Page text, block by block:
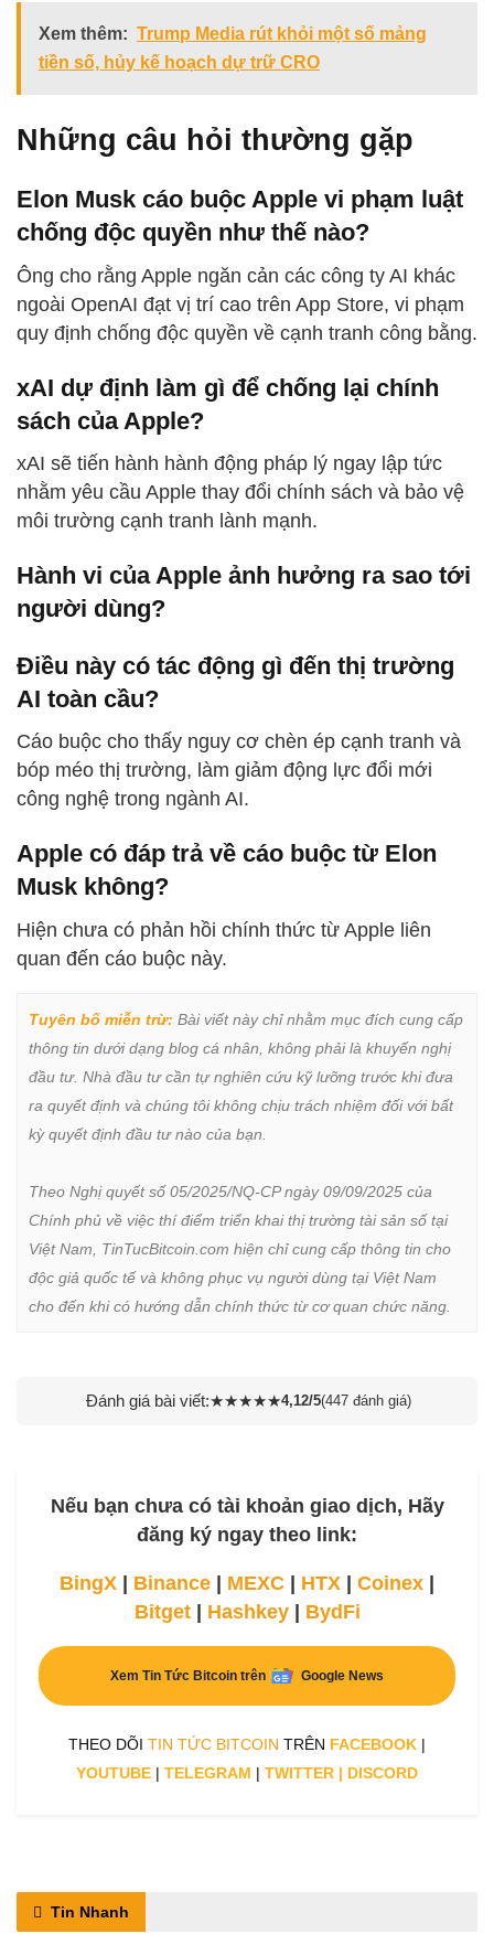
Xem thêm: Trump Media rút khỏi một số mảng
tiền số, hủy kế hoạch dự trữ CRO
Những câu hỏi thường gặp
Elon Musk cáo buộc Apple vi phạm luật
chống độc quyền như thế nào?
Ông cho rằng Apple ngăn cản các công ty AI khác
ngoài OpenAI đạt vị trí cao trên App Store, vi phạm
quy định chống độc quyền về cạnh tranh công bằng.
xAI dự định làm gì để chống lại chính
sách của Apple?
xAI sẽ tiến hành hành động pháp lý ngay lập tức
nhằm yêu cầu Apple thay đổi chính sách và bảo vệ
môi trường cạnh tranh lành mạnh.
Hành vi của Apple ảnh hưởng ra sao tới
người dùng?
Điều này có tác động gì đến thị trường
AI toàn cầu?
Cáo buộc cho thấy nguy cơ chèn ép cạnh tranh và
bóp méo thị trường, làm giảm động lực đổi mới
công nghệ trong ngành AI.
Apple có đáp trả về cáo buộc từ Elon
Musk không?
Hiện chưa có phản hồi chính thức từ Apple liên
quan đến cáo buộc này.
Tuyên bố miễn trừ: Bài viết này chỉ nhằm mục đích cung cấp
thông tin dưới dạng blog cá nhân, không phải là khuyến nghị
đầu tư. Nhà đầu tư cần tự nghiên cứu kỹ lưỡng trước khi đưa
ra quyết định và chúng tôi không chịu trách nhiệm đối với bất
kỳ quyết định đầu tư nào của bạn.
Theo Nghị quyết số 05/2025/NQ-CP ngày 09/09/2025 của
Chính phủ về việc thí điểm triển khai thị trường tài sản số tại
Việt Nam, TinTucBitcoin.com hiện chỉ cung cấp thông tin cho
độc giả quốc tế và không phục vụ người dùng tại Việt Nam
cho đến khi có hướng dẫn chính thức từ cơ quan chức năng.
Đánh giá bài viết:★★★★★4,12/5(447 đánh giá)
Nếu bạn chưa có tài khoản giao dịch, Hãy
đăng ký ngay theo link:
BingX | Binance | MEXC | HTX | Coinex |
Bitget| Hashkey| BydFi
Xem Tin Tức Bitcoin trên Google News
THEO DÕI TIN TỨC BITCOIN TRÊN FACEBOOK |
YOUTUBE | TELEGRAM | TWITTER | DISCORD
Tin Nhanh